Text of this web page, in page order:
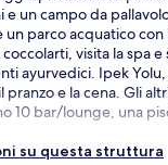
un campo da
parco acquatico
visita la spa
ayurvedici. Ipek
pranzo e la cena. Gli
10 bar/lounge, una
su questa struttura